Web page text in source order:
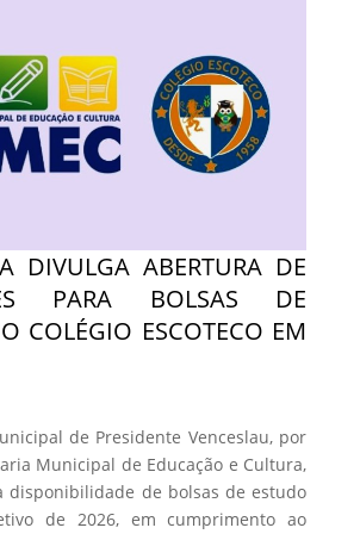
DIVULGA ABERTURA DE
PARA BOLSAS DE
COLÉGIO ESCOTECO EM
de Presidente Venceslau, por
Municipal de Educação e Cultura,
disponibilidade de bolsas de estudo
de 2026, em cumprimento ao